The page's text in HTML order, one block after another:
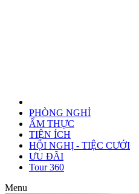
PHÒNG NGHỈ
ẨM THỰC
TIỆN ÍCH
HỘI NGHỊ - TIỆC CƯỚI
ƯU ĐÃI
Tour 360
Menu